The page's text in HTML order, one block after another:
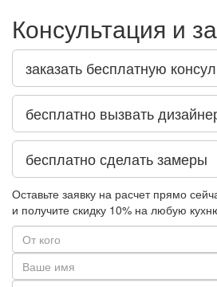
Консультация и
заказать бесплатную
бесплатно вызвать
бесплатно сделать замеры
Оставьте заявку на расчет прямо
и получите скидку 10% на любую